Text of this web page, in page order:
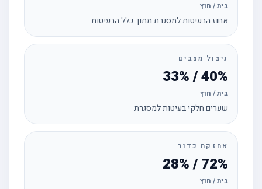
בית / חוץ
אחוז הבעיטות למסגרת מתוך כלל הבעיטות
ניצול מצבים
40% / 33%
בית / חוץ
שערים חלקי בעיטות למסגרת
אחזקת כדור
72% / 28%
בית / חוץ